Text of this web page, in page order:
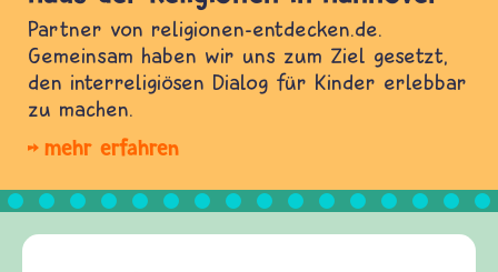
Partner von religionen-entdecken.de.
Gemeinsam haben wir uns zum Ziel gesetzt,
den interreligiösen Dialog für Kinder erlebbar
zu machen.
mehr erfahren